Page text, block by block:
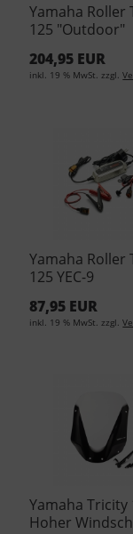
Yamaha Roller
125 "Outdoor"
C13-UT101-10-
204,95 EUR
inkl. 19 % MwSt. zzgl.
Yamaha Roller
125 YEC-9
YEC09-EU-00
87,95 EUR
inkl. 19 % MwSt. zzgl.
Yamaha Tricity
Hoher